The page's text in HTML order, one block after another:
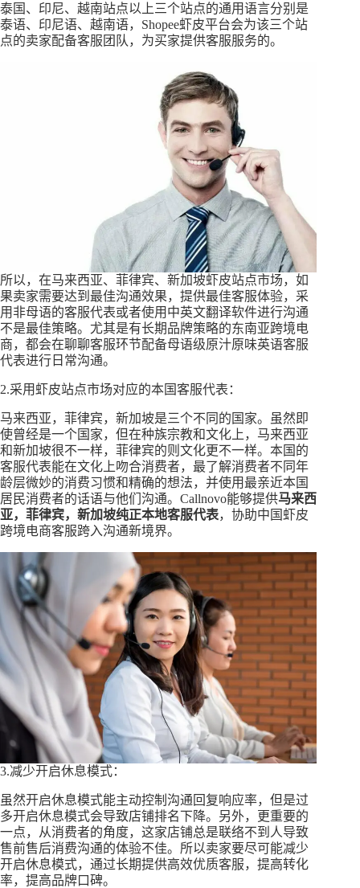
泰国、印尼、越南站点以上三个站点的通用语言分别是
泰语、印尼语、越南语，Shopee虾皮平台会为该三个站
点的卖家配备客服团队，为买家提供客服服务的。
所以，在马来西亚、菲律宾、新加坡虾皮站点市场，如
果卖家需要达到最佳沟通效果，提供最佳客服体验，采
用非母语的客服代表或者使用中英文翻译软件进行沟通
不是最佳策略。尤其是有长期品牌策略的东南亚跨境电
商，都会在聊聊客服环节配备母语级原汁原味英语客服
代表进行日常沟通。
2.采用虾皮站点市场对应的本国客服代表：
马来西亚，菲律宾，新加坡是三个不同的国家。虽然即
使曾经是一个国家，但在种族宗教和文化上，马来西亚
和新加坡很不一样，菲律宾的则文化更不一样。本国的
客服代表能在文化上吻合消费者，最了解消费者不同年
龄层微妙的消费习惯和精确的想法，并使用最亲近本国
居民消费者的话语与他们沟通。Callnovo能够提供马来西
亚，菲律宾，新加坡纯正本地客服代表，协助中国虾皮
跨境电商客服跨入沟通新境界。
3.减少开启休息模式：
虽然开启休息模式能主动控制沟通回复响应率，但是过
多开启休息模式会导致店铺排名下降。另外，更重要的
一点，从消费者的角度，这家店铺总是联络不到人导致
售前售后消费沟通的体验不佳。所以卖家要尽可能减少
开启休息模式，通过长期提供高效优质客服，提高转化
率，提高品牌口碑。